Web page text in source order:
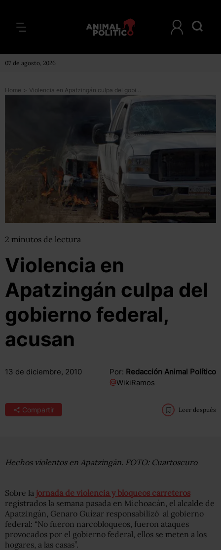
07 de agosto, 2026
Home > Violencia en Apatzingán culpa del gobierno federal, acusan
2 minutos de lectura
Violencia en
Apatzingán culpa del
gobierno federal,
acusan
13 de diciembre, 2010 Por: Redacción Animal Político
@WikiRamos
Compartir Leer después
Hechos violentos en Apatzingán. FOTO: Cuartoscuro
Sobre la jornada de violencia y bloqueos carreteros
registrados la semana pasada en Michoacán, el alcalde de
Apatzingán, Genaro Guízar responsabilizó al gobierno
federal: “No fueron narcobloqueos, fueron ataques
provocados por el gobierno federal, ellos se meten a los
hogares, a las casas”.